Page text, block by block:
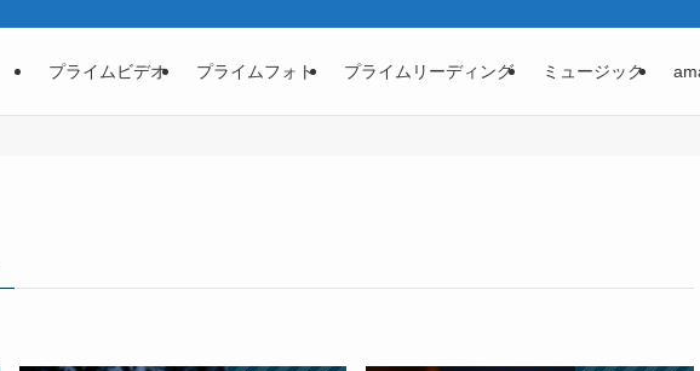
プライムビデオ プライムフォト プライムリーディング ミュージック